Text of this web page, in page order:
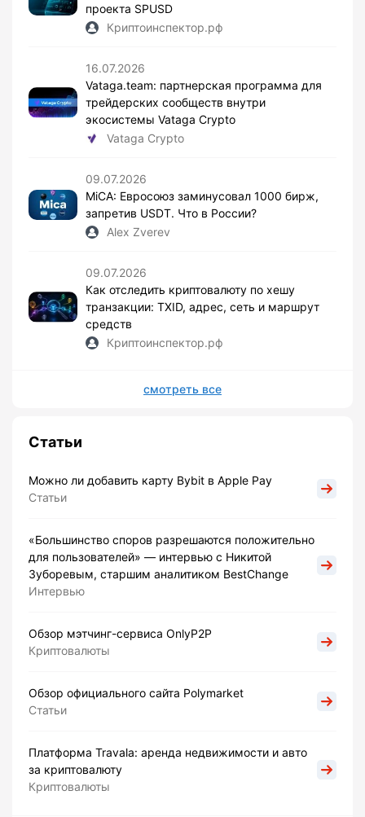
проекта SPUSD
Криптоинспектор.рф
16.07.2026
Vataga.team: партнерская программа для
трейдерских сообществ внутри
экосистемы Vataga Crypto
Vataga Crypto
09.07.2026
MiCA: Евросоюз заминусовал 1000 бирж,
запретив USDT. Что в России?
Alex Zverev
09.07.2026
Как отследить криптовалюту по хешу
транзакции: TXID, адрес, сеть и маршрут
средств
Криптоинспектор.рф
смотреть все
Статьи
Можно ли добавить карту Bybit в Apple Pay
Статьи
«Большинство споров разрешаются положительно
для пользователей» — интервью с Никитой
Зуборевым, старшим аналитиком BestChange
Интервью
Обзор мэтчинг-сервиса OnlyP2P
Криптовалюты
Обзор официального сайта Polymarket
Статьи
Платформа Travala: аренда недвижимости и авто
за криптовалюту
Криптовалюты